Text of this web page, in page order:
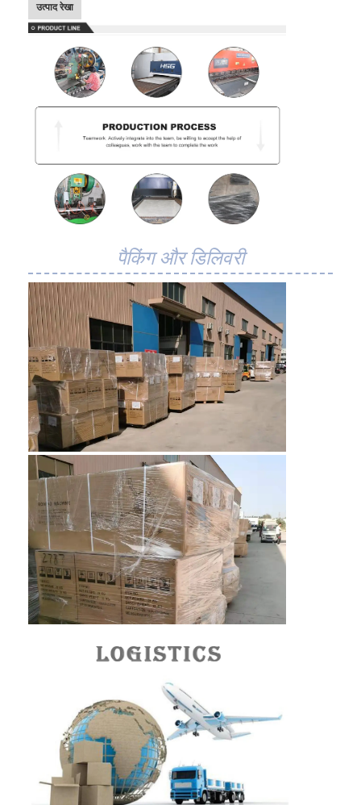
उत्पाद
हमारे बारे में
फैक्टरी यात्रा
गुणवत्ता नियंत्रण
हमसे संपर्क करें
समाचार
स्टेनलेस स्टील जाल बेल्ट
सर्पिल वायर मेष
उच्च तापमान वायर मेष
खाद्य जाल बेल्ट
मधुकोश कन्वेयर बेल्ट
कन्वेयर चेन प्लेट
सोलर फोटोवोल्टिक मेश बेल्ट
चेन मेष बेल्ट
सर्पिल फ्रीजर बेल्ट
उत्पाद रेखा
पैकिंग और डिलिवरी